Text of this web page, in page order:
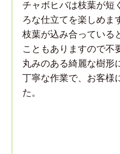
チャボヒバは枝葉が短
ろな仕立てを楽しめま
枝葉が込み合っている
こともありますので不
丸みのある綺麗な樹形
丁寧な作業で、お客様
た。